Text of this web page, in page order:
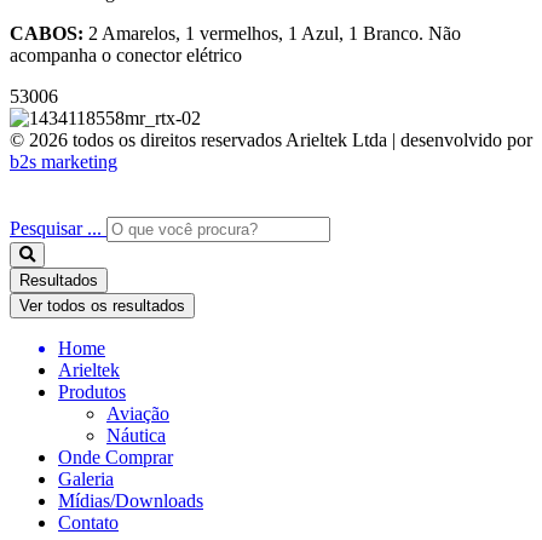
CABOS: 2 Amarelos, 1 vermelhos, 1 Azul, 1 Branco. Não
acompanha o conector elétrico
53006
© 2026 todos os direitos reservados Arieltek Ltda | desenvolvido por
b2s marketing
Pesquisar ...
Resultados
Ver todos os resultados
Home
Arieltek
Produtos
Aviação
Náutica
Onde Comprar
Galeria
Mídias/Downloads
Contato